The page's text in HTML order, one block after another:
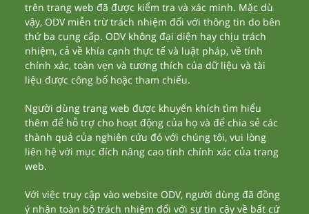
trên trang web đã được kiểm tra và xác minh. Mặc dù
vậy, ODV miễn trừ trách nhiệm đối với thông tin do bên
thứ ba cung cấp. ODV không đại diện hay chịu trách
nhiệm, cả về khía cạnh thực tế và luật pháp, về tính
chính xác, toàn vẹn và tương thích của dữ liệu và tài
liệu được công bố hoặc tham chiếu.
Người dùng trang web được khuyến khích tìm hiểu
thêm để hỗ trợ cho hoạt động của họ và để chia sẻ các
thành quả của nghiên cứu đó với chúng tôi, vui lòng
liên hệ với mục đích nâng cao tính chính xác của trang
web.
Với việc truy cập vào website ODV, người dùng đã đồng
ý nhận toàn bộ trách nhiệm đối với sự tin cậy về bất cứ